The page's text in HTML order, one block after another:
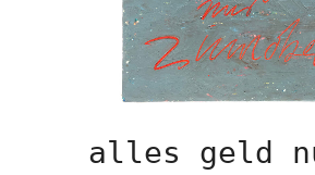
alles geld